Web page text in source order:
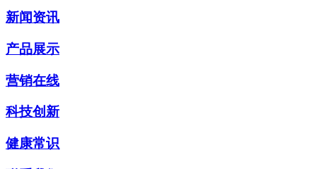
新闻资讯
产品展示
营销在线
科技创新
健康常识